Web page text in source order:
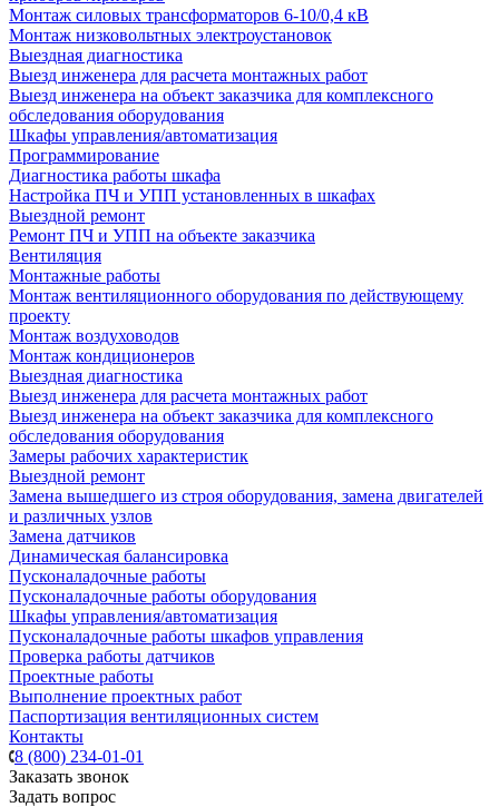
Монтаж силовых трансформаторов 6-10/0,4 кВ
Монтаж низковольтных электроустановок
Выездная диагностика
Выезд инженера для расчета монтажных работ
Выезд инженера на объект заказчика для комплексного
обследования оборудования
Шкафы управления/автоматизация
Программирование
Диагностика работы шкафа
Настройка ПЧ и УПП установленных в шкафах
Выездной ремонт
Ремонт ПЧ и УПП на объекте заказчика
Вентиляция
Монтажные работы
Монтаж вентиляционного оборудования по действующему
проекту
Монтаж воздуховодов
Монтаж кондиционеров
Выездная диагностика
Выезд инженера для расчета монтажных работ
Выезд инженера на объект заказчика для комплексного
обследования оборудования
Замеры рабочих характеристик
Выездной ремонт
Замена вышедшего из строя оборудования, замена двигателей
и различных узлов
Замена датчиков
Динамическая балансировка
Пусконаладочные работы
Пусконаладочные работы оборудования
Шкафы управления/автоматизация
Пусконаладочные работы шкафов управления
Проверка работы датчиков
Проектные работы
Выполнение проектных работ
Паспортизация вентиляционных систем
Контакты
8 (800) 234-01-01
Заказать звонок
Задать вопрос